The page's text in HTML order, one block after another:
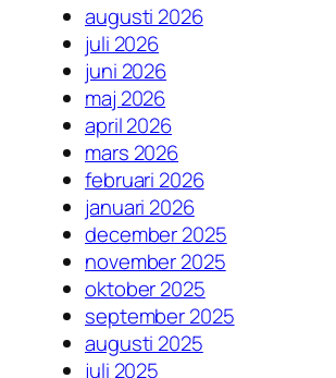
augusti 2026
juli 2026
juni 2026
maj 2026
april 2026
mars 2026
februari 2026
januari 2026
december 2025
november 2025
oktober 2025
september 2025
augusti 2025
juli 2025